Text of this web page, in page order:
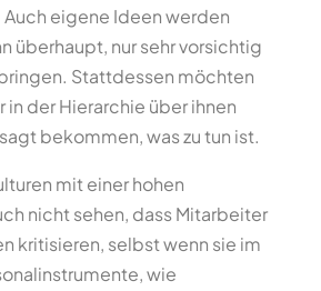
eigene Ideen werden
überhaupt, nur sehr vorsichtig
Stattdessen möchten
in der Hierarchie über ihnen
bekommen, was zu tun ist.
mit einer hohen
nicht sehen, dass Mitarbeiter
kritisieren, selbst wenn sie im
wie